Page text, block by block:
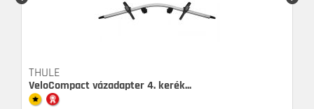
THULE
VeloCompact vázadapter 4. kerék...